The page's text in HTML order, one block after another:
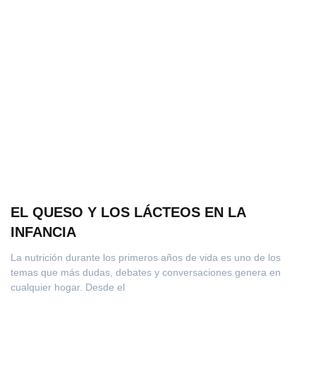
EL QUESO Y LOS LÁCTEOS EN LA
INFANCIA
La nutrición durante los primeros años de vida es uno de los
temas que más dudas, debates y conversaciones genera en
cualquier hogar. Desde el